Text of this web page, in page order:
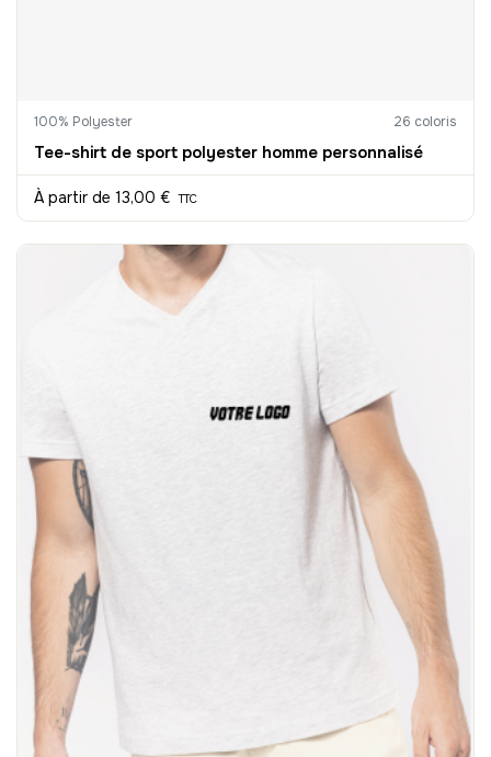
100% Polyester 26 coloris
Tee-shirt de sport polyester homme personnalisé
À partir de 13,00 € TTC